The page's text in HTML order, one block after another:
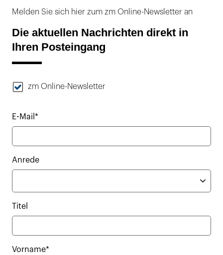
Melden Sie sich hier zum zm Online-Newsletter an
Die aktuellen Nachrichten direkt in
Ihren Posteingang
zm Online-Newsletter
E-Mail*
Anrede
Titel
Vorname*